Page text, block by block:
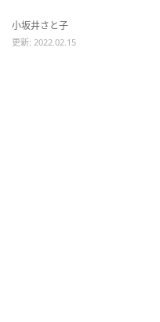
小坂井さと子
更新: 2022.02.15